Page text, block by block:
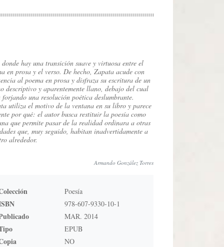
hay una transición suave y virtuosa entre el
en prosa y el verso. De hecho, Zapata acude con
al poema en prosa y disfraza su escritura de un
descriptivo y aparentemente llano, debajo del cual
forjando una resolución poética deslumbrante.
utiliza el motivo de la ventana en su libro y parece
por qué: el autor busca restituir la poesía como
que permite pasar de la realidad ordinara a otras
que, muy seguido, habitan inadvertidamente a
alrededor.
Armando González Torres
Poesía
978-607-9330-10-1
MAR. 2014
EPUB
NO